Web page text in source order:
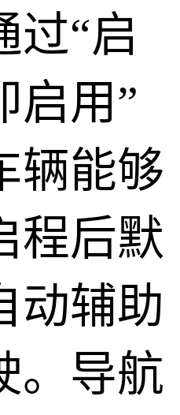
过“启
启用”
辆能够
程后默
动辅助
。导航